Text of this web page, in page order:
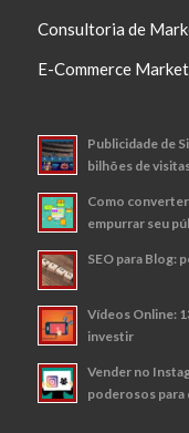
Consultoria de
E-Commerce
Publicidade de
bilhões de
Como converter
empurrar seu
SEO para Blog:
Vídeos Online:
investir
Vender no
poderosos para